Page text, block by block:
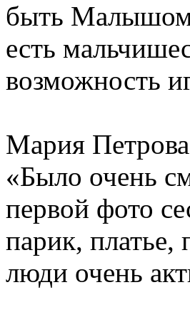
быть Малышом.
есть
возможность
Мария
«Было очень
первой фото
парик,
люди очень